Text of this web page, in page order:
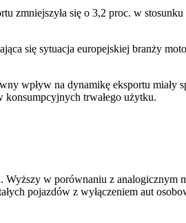
zmniejszyła się o 3,2 proc. w
się sytuacja europejskiej branży
wpływ na dynamikę eksportu miały
trwałego użytku.
w porównaniu z analogicznym
pojazdów z wyłączeniem aut